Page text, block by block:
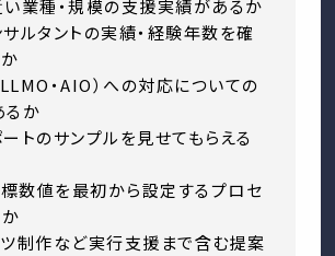
業種・規模の支援実績があるか
ルタントの実績・経験年数を確
・AIO）への対応についての
るか
トのサンプルを見せてもらえる
数値を最初から設定するプロセ
制作など実行支援まで含む提案